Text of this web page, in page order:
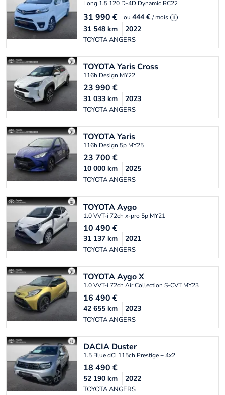
Long 1.5 120 D-4D Dynamic RC22
31 990 € ou 444 € / mois i
TOYOTA ANGERS
31 548 km 2022
TOYOTAYaris Cross
116h Design MY22
23 990 €
TOYOTA ANGERS
31 033 km 2023
TOYOTAYaris
116h Design 5p MY25
23 700 €
TOYOTA ANGERS
10 000 km 2025
TOYOTAAygo
1.0 VVT-i 72ch x-pro 5p MY21
10 490 €
TOYOTA ANGERS
31 137 km 2021
TOYOTAAygo X
1.0 VVT-i 72ch Air Collection S-CVT MY23
16 490 €
TOYOTA ANGERS
42 655 km 2023
DACIA Duster
1.5 Blue dCi 115ch Prestige + 4x2
18 490 €
TOYOTA ANGERS
52 190 km 2022